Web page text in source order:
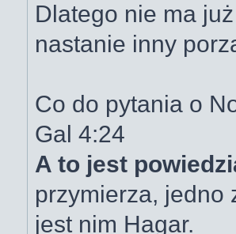
Dlatego nie ma
nastanie inny
Co do pytania o
Gal 4:24
A to jest
przymierza, jedno
jest nim Hagar.